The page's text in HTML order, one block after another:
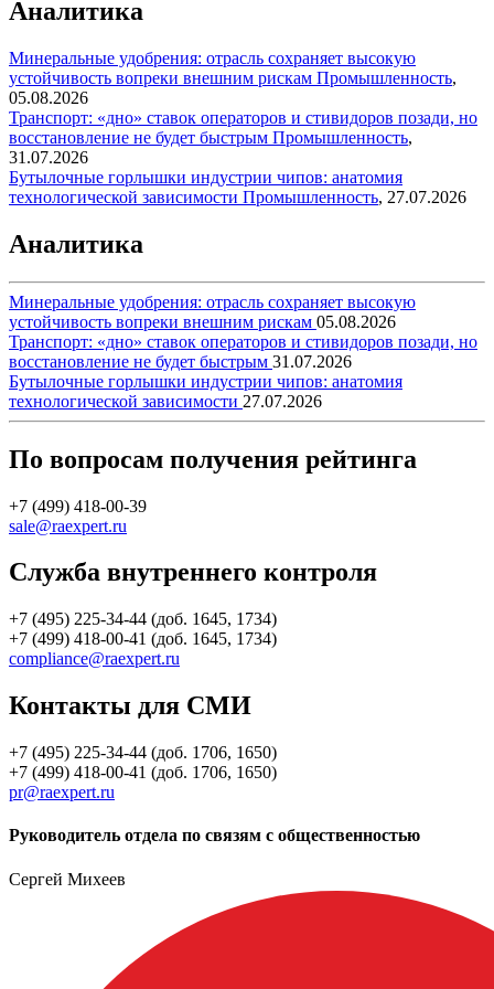
Аналитика
Минеральные удобрения: отрасль сохраняет высокую
устойчивость вопреки внешним рискам Промышленность,
05.08.2026
Транспорт: «дно» ставок операторов и стивидоров позади, но
восстановление не будет быстрым Промышленность,
31.07.2026
Бутылочные горлышки индустрии чипов: анатомия
технологической зависимости Промышленность, 27.07.2026
Аналитика
Минеральные удобрения: отрасль сохраняет высокую
устойчивость вопреки внешним рискам 05.08.2026
Транспорт: «дно» ставок операторов и стивидоров позади, но
восстановление не будет быстрым 31.07.2026
Бутылочные горлышки индустрии чипов: анатомия
технологической зависимости 27.07.2026
По вопросам получения рейтинга
+7 (499) 418-00-39
sale@raexpert.ru
Служба внутреннего контроля
+7 (495) 225-34-44 (доб. 1645, 1734)
+7 (499) 418-00-41 (доб. 1645, 1734)
compliance@raexpert.ru
Контакты для СМИ
+7 (495) 225-34-44 (доб. 1706, 1650)
+7 (499) 418-00-41 (доб. 1706, 1650)
pr@raexpert.ru
Руководитель отдела по связям с общественностью
Сергей Михеев